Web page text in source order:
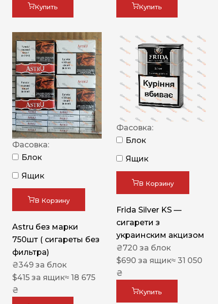
Купить Купить
Фасовка:
Блок
Ящик
В Корзину
Astru без марки
750шт ( сигареты без
фильтра)
₴349 за блок
$415 за ящик≈ 18 675
₴
Фасовка:
Блок
Ящик
В Корзину
Frida Silver KS —
сигарети з
украинским акцизом
₴720 за блок
$690 за ящик≈ 31 050
₴
Купить